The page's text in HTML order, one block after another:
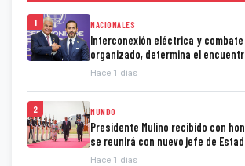
1 NACIONALES
Interconexión eléctrica y combate
organizado, determina el
Espriella
Hace 1 días
2 MUNDO
Presidente Mulino recibido con
Hace 1 días